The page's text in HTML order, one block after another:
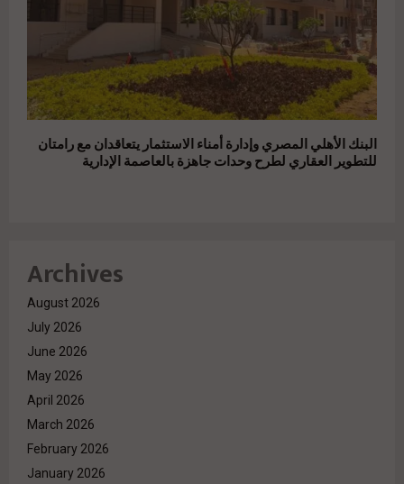
البنك الأهلي المصري وإدارة أمناء الاستثمار يتعاقدان مع رامتان
للتطوير العقاري لطرح وحدات جاهزة بالعاصمة الإدارية
Archives
August 2026
July 2026
June 2026
May 2026
April 2026
March 2026
February 2026
January 2026